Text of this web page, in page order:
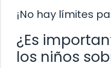
¡No hay límites
¿Es
los niños